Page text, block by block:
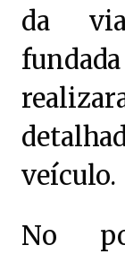
da
veículo.
No